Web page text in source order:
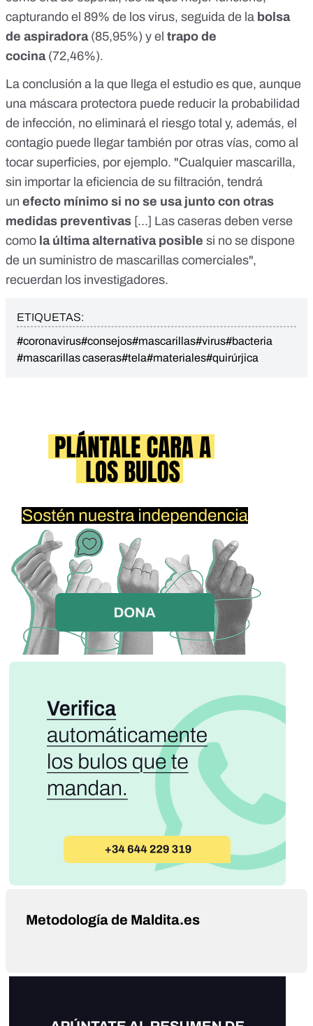
capturando el 89% de los virus, seguida de la bolsa
de aspiradora(85,95%) y el trapo de
cocina(72,46%).
La conclusión a la que llega el estudio es que, aunque
una máscara protectora puede reducir la probabilidad
de infección, no eliminará el riesgo total y, además, el
contagio puede llegar también por otras vías, como al
tocar superficies, por ejemplo. "Cualquier mascarilla,
sin importar la eficiencia de su filtración, tendrá
un efecto mínimo si no se usa junto con otras
medidas preventivas [...] Las caseras deben verse
como la última alternativa posible si no se dispone
de un suministro de mascarillas comerciales",
recuerdan los investigadores.
ETIQUETAS:
#coronavirus#consejos#mascarillas#virus#bacteria
#mascarillas caseras#tela#materiales#quirúrjica
Metodología de Maldita.es